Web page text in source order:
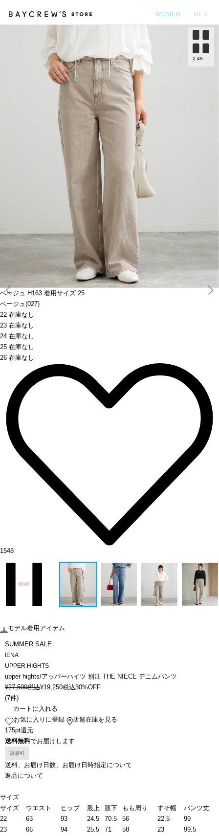
WOMEN MEN
ベージュ H163 着用サイズ:25
ベージュ(027)
22 在庫なし
23 在庫なし
24 在庫なし
25 在庫なし
26 在庫なし
2 48
1548
モデル着用アイテム
SUMMER SALE
IENA
UPPER HIGHTS
upper hights/アッパーハイツ 別注 THE NIECE デニムパンツ
¥27,500税込¥19,250税込30%OFF
(7件)
カートに入れる
お気に入りに登録
店舗在庫を見る
175pt還元
送料無料でお届けします
返品可
送料、お届け日数、お届け日時指定について
返品について
サイズ
サイズ
ウエスト ヒップ 股上 股下 もも周り すそ幅
パンツ丈
22
63 93 24.5 70.5 56 22.5
99
23
66 94 25.5 71 58 23
99.5